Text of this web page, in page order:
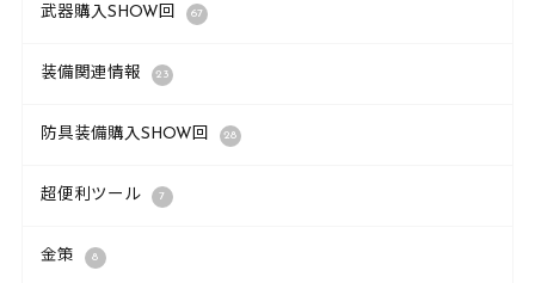
武器購入SHOW回 67
装備関連情報 23
防具装備購入SHOW回 28
超便利ツール 7
金策 8